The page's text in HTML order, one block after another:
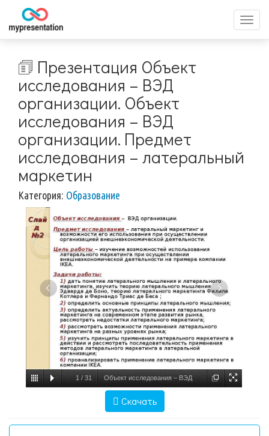
меню
🗊 Презентация Объект
исследования – ВЭД
организации. Объект
исследования – ВЭД
организации. Предмет
исследования – латеральный
маркетин
Категория: Образование
1 / 31 Объект исследования – ВЭД
организации. Предмет исследования –
Скачать